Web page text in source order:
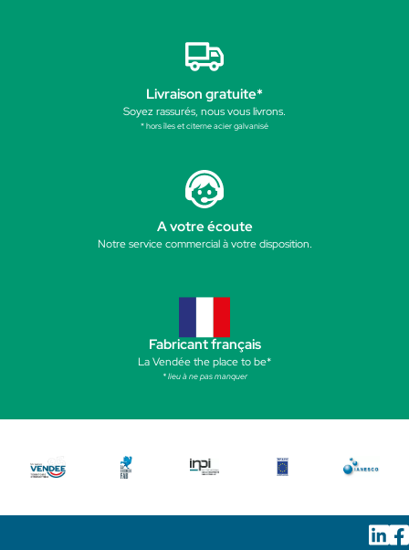
Livraison gratuite*
Soyez rassurés, nous vous livrons.
* hors îles et citerne acier galvanisé
A votre écoute
Notre service commercial à votre disposition.
Fabricant français
La Vendée the place to be*
* lieu à ne pas manquer